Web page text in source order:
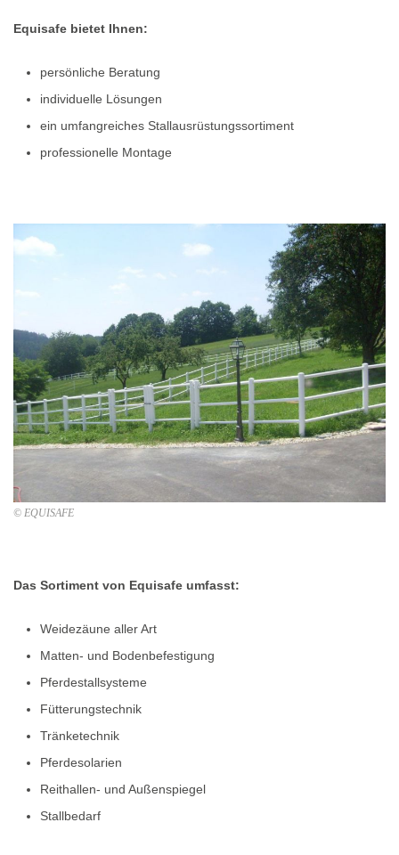
Equisafe bietet Ihnen:
persönliche Beratung
individuelle Lösungen
ein umfangreiches Stallausrüstungssortiment
professionelle Montage
© EQUISAFE
Das Sortiment von Equisafe umfasst:
Weidezäune aller Art
Matten- und Bodenbefestigung
Pferdestallsysteme
Fütterungstechnik
Tränketechnik
Pferdesolarien
Reithallen- und Außenspiegel
Stallbedarf